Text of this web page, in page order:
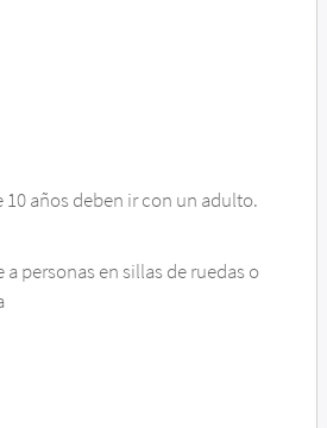
10 años deben ir con un adulto.
personas en sillas de ruedas o